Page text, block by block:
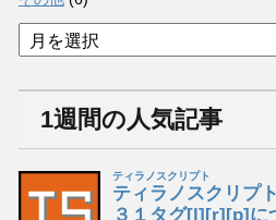
ア
ー
1週間の人気記事